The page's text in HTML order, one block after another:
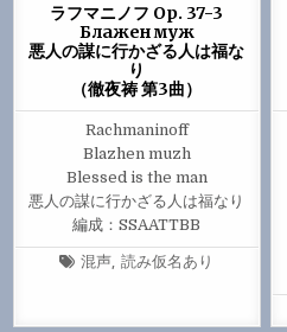
ラフマニノフ Op. 37-3
Блажен муж
悪人の謀に行かざる人は福な
り
（徹夜祷 第3曲）
Rachmaninoff
Blazhen muzh
Blessed is the man
悪人の謀に行かざる人は福なり
編成：SSAATTBB
Tagged
混声,読み仮名あり